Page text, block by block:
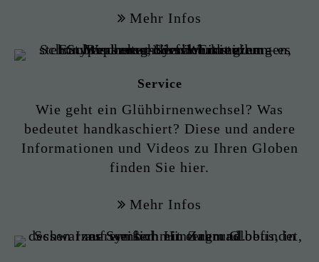
Mehr Infos
Service
Wie geht ein Glühbirnenwechsel? Was
bedeutet handkaschiert? Diese und andere
Informationen und Videos zu Ihren Globen
finden Sie hier.
Mehr Infos